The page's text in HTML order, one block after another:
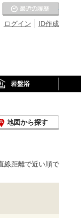
ID作成
ログイン
お気に入りの温泉
岩盤浴
地図から探す
線距離で近い順で